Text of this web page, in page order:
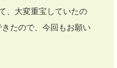
、大変重宝していたの
たので、今回もお願い